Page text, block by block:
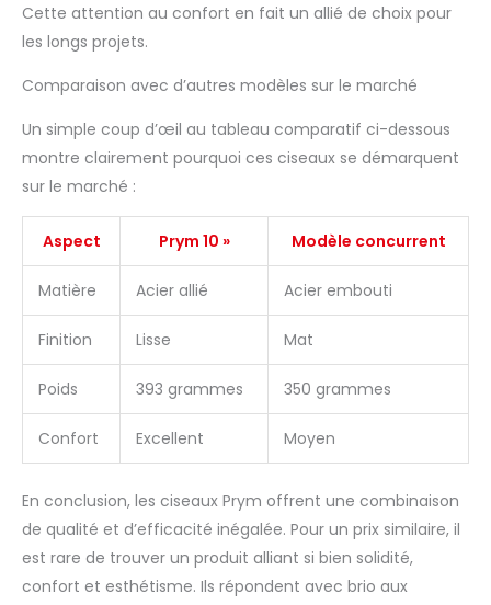
Cette attention au confort en fait un allié de choix pour
les longs projets.
Comparaison avec d’autres modèles sur le marché
Un simple coup d’œil au tableau comparatif ci-dessous
montre clairement pourquoi ces ciseaux se démarquent
sur le marché :
Aspect Prym 10 » Modèle concurrent
Matière Acier allié Acier embouti
Finition Lisse Mat
Poids 393 grammes 350 grammes
Confort Excellent Moyen
En conclusion, les ciseaux Prym offrent une combinaison
de qualité et d’efficacité inégalée. Pour un prix similaire, il
est rare de trouver un produit alliant si bien solidité,
confort et esthétisme. Ils répondent avec brio aux